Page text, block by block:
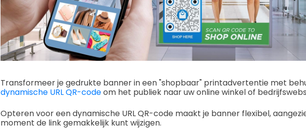
Transformeer je gedrukte banner in een "shopbaar" printadvertentie met
dynamische URL QR-codeom het publiek naar uw online winkel of
Opteren voor een dynamische URL QR-code maakt je banner flexibel,
moment de link gemakkelijk kunt wijzigen.